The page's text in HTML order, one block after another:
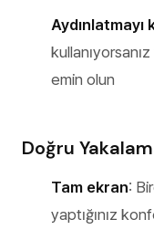
emin olun
Doğru
Tam ekran:
yaptığınız